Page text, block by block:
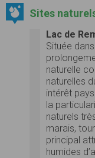
Sites
Lac de
Située
naturelle
naturelles
intérêt
la
naturels
marais,
principal
humides